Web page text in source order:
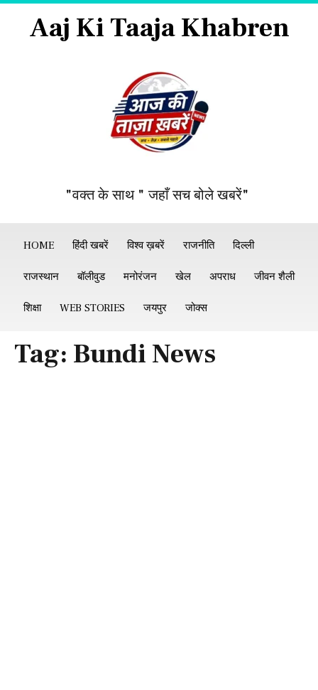
Aaj Ki Taaja Khabren
"वक्त के साथ " जहाँ सच बोले खबरें"
HOME हिंदी खबरें विश्व ख़बरें राजनीति दिल्ली
राजस्थान बॉलीवुड मनोरंजन खेल अपराध जीवन शैली
शिक्षा WEB STORIES जयपुर जोक्स
Tag: Bundi News